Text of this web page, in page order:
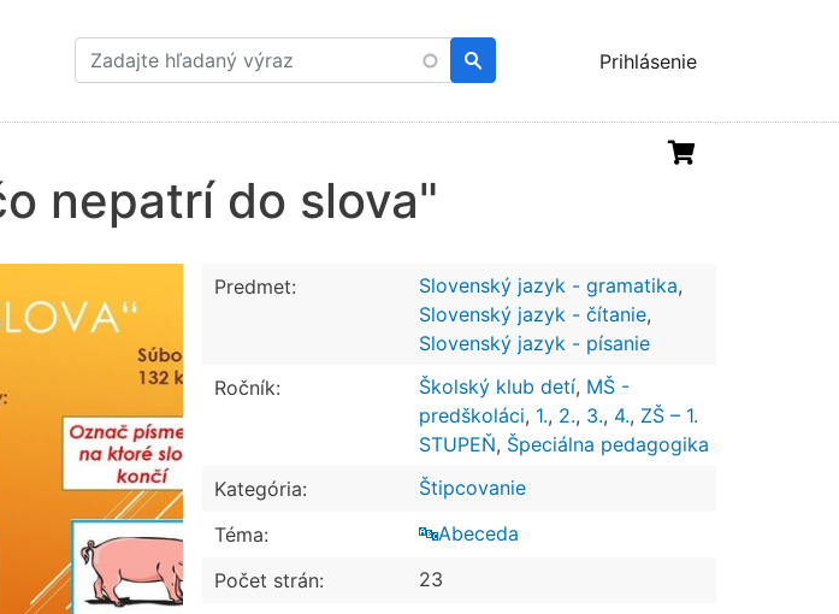
hlavný
Menu
Prihlásenie
nepatrí do slova"
Predmet: Slovenský jazyk - gramatika,
Slovenský jazyk - čítanie,
Slovenský jazyk - písanie
Ročník:
Školský klub detí, MŠ -
predškoláci, 1., 2., 3., 4., ZŠ – 1.
STUPEŇ, Špeciálna pedagogika
Kategória:
Štipcovanie
Téma:
🔤Abeceda
Počet strán:
23